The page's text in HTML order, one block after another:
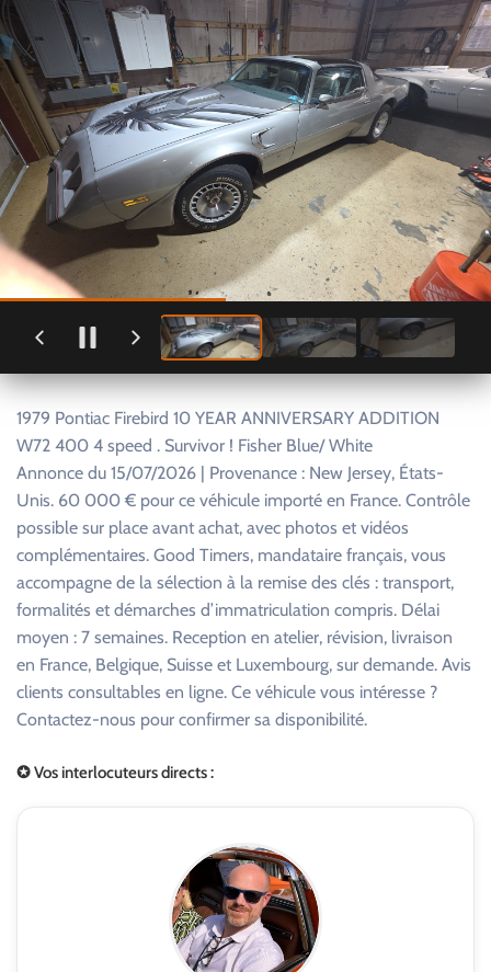
1979 Pontiac Firebird 10 YEAR ANNIVERSARY ADDITION
W72 400 4 speed . Survivor ! Fisher Blue/ White
Annonce du 15/07/2026 | Provenance : New Jersey, États-
Unis. 60 000 € pour ce véhicule importé en France. Contrôle
possible sur place avant achat, avec photos et vidéos
complémentaires. Good Timers, mandataire français, vous
accompagne de la sélection à la remise des clés : transport,
formalités et démarches d’immatriculation compris. Délai
moyen : 7 semaines. Reception en atelier, révision, livraison
en France, Belgique, Suisse et Luxembourg, sur demande. Avis
clients consultables en ligne. Ce véhicule vous intéresse ?
Contactez-nous pour confirmer sa disponibilité.
✪ Vos interlocuteurs directs :